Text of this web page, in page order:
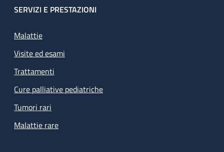
SERVIZI E PRESTAZIONI
Malattie
Visite ed esami
Trattamenti
Cure palliative pediatriche
Tumori rari
Malattie rare